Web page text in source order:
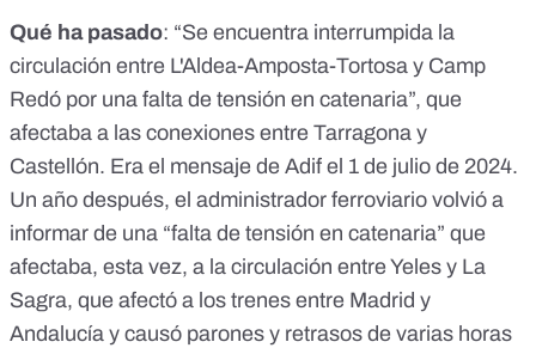
Qué ha pasado: “Se encuentra interrumpida la
circulación entre L'Aldea-Amposta-Tortosa y Camp
Redó por una falta de tensión en catenaria”, que
afectaba a las conexiones entre Tarragona y
Castellón. Era el mensaje de Adif el 1 de julio de 2024.
Un año después, el administrador ferroviario volvió a
informar de una “falta de tensión en catenaria” que
afectaba, esta vez, a la circulación entre Yeles y La
Sagra, que afectó a los trenes entre Madrid y
Andalucía y causó parones y retrasos de varias horas